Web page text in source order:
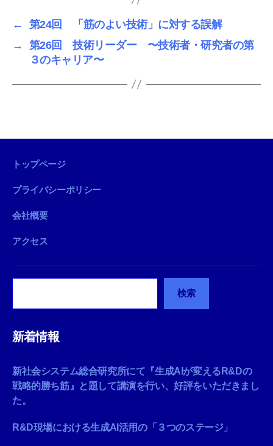
←
第24回 「筋のよい技術」に対する誤解
→
第26回 技術リーダー 〜技術者・研究者の第
３のキャリア〜
トップページ
プライバシーポリシー
会社概要
アクセス
検索
新着情報
新社会システム総合研究所にて『生成AIが変えるR&Dの
戦略的勝ち筋』と題して講演を行い、好評をいただきまし
た。
R&D現場における生成AI活用の「３つのステージ」